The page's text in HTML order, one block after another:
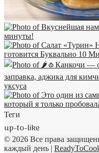
Теги
up-to-like
© 2026 Все права
каждый день |